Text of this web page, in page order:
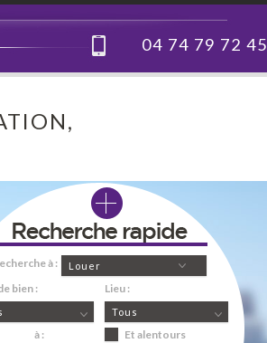
04 74 79 72 45
à : Louer
bien :
à :
Lieu :
Tous
Et alentours